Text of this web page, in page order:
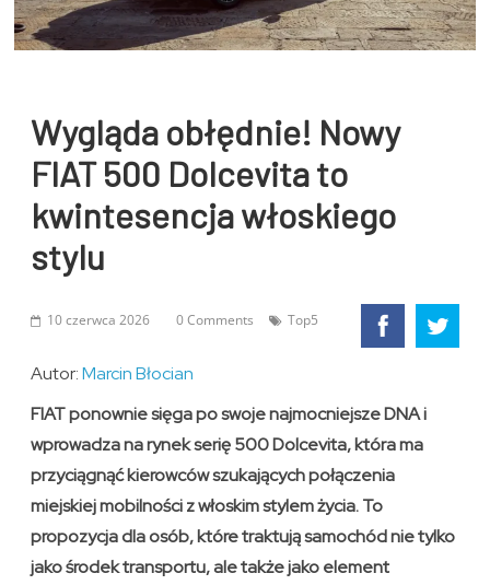
Wygląda obłędnie! Nowy
FIAT 500 Dolcevita to
kwintesencja włoskiego
stylu
10 czerwca 2026 0 Comments Top5
Autor:Marcin Błocian
FIAT ponownie sięga po swoje najmocniejsze DNA i
wprowadza na rynek serię 500 Dolcevita, która ma
przyciągnąć kierowców szukających połączenia
miejskiej mobilności z włoskim stylem życia. To
propozycja dla osób, które traktują samochód nie tylko
jako środek transportu, ale także jako element